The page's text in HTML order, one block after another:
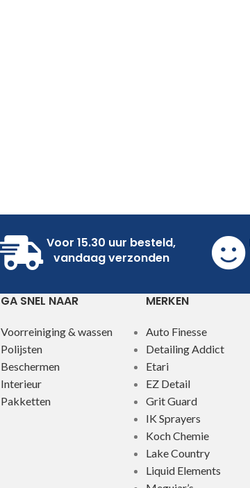
Voor 15.30 uur besteld,
vandaag verzonden
GA SNEL NAAR
Voorreiniging & wassen
Polijsten
Beschermen
Interieur
Pakketten
MERKEN
Auto Finesse
Detailing Addict
Etari
EZ Detail
Grit Guard
IK Sprayers
Koch Chemie
Lake Country
Liquid Elements